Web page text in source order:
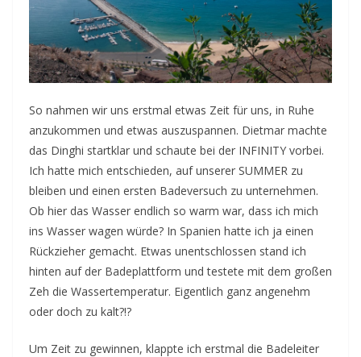
So nahmen wir uns erstmal etwas Zeit für uns, in Ruhe
anzukommen und etwas auszuspannen. Dietmar machte
das Dinghi startklar und schaute bei der INFINITY vorbei.
Ich hatte mich entschieden, auf unserer SUMMER zu
bleiben und einen ersten Badeversuch zu unternehmen.
Ob hier das Wasser endlich so warm war, dass ich mich
ins Wasser wagen würde? In Spanien hatte ich ja einen
Rückzieher gemacht. Etwas unentschlossen stand ich
hinten auf der Badeplattform und testete mit dem großen
Zeh die Wassertemperatur. Eigentlich ganz angenehm
oder doch zu kalt?!?
Um Zeit zu gewinnen, klappte ich erstmal die Badeleiter